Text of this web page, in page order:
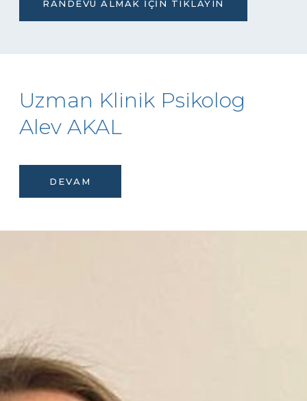
RANDEVU ALMAK İÇIN TIKLAYIN
Uzman Klinik Psikolog
Alev AKAL
DEVAM